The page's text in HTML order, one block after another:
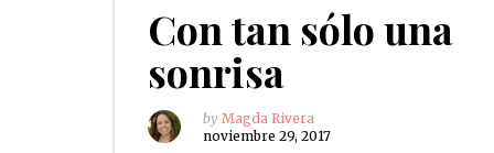
Con tan sólo una
sonrisa
by Magda Rivera
noviembre 29, 2017